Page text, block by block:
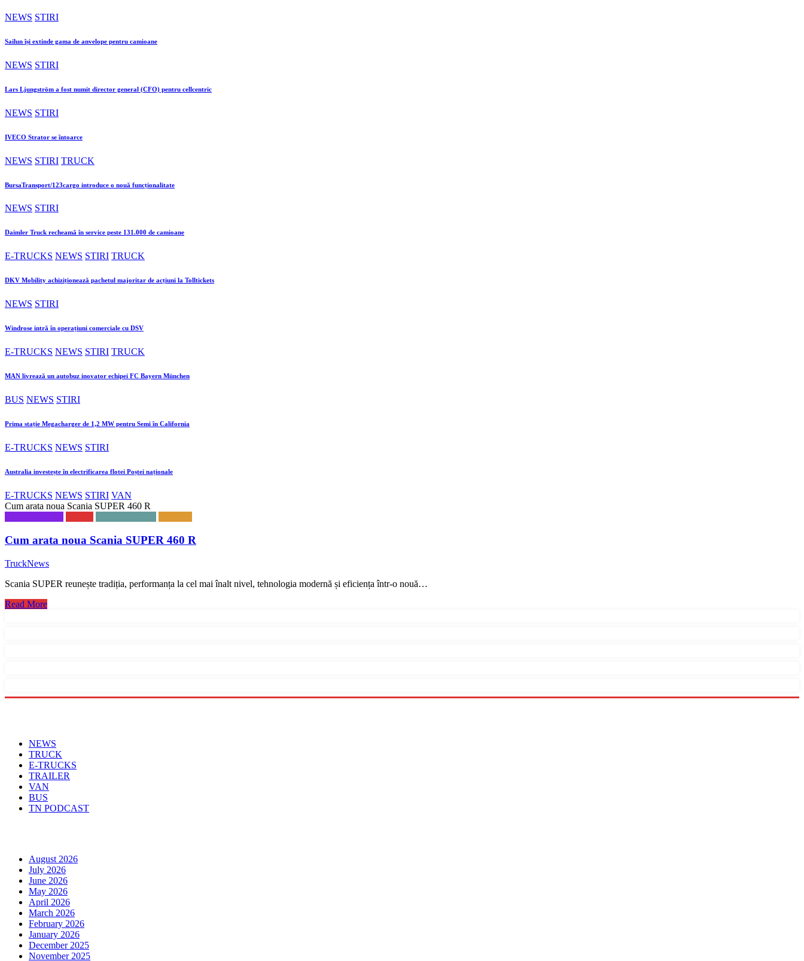
NEWS STIRI
Sailun își extinde gama de anvelope pentru camioane
NEWS STIRI
Lars Ljungström a fost numit director general (CFO) pentru cellcentric
NEWS STIRI
IVECO Strator se întoarce
NEWS STIRI TRUCK
BursaTransport/123cargo introduce o nouă funcționalitate
NEWS STIRI
Daimler Truck recheamă în service peste 131.000 de camioane
E-TRUCKS NEWS STIRI TRUCK
DKV Mobility achiziționează pachetul majoritar de acțiuni la Tolltickets
NEWS STIRI
Windrose intră în operațiuni comerciale cu DSV
E-TRUCKS NEWS STIRI TRUCK
MAN livrează un autobuz inovator echipei FC Bayern München
BUS NEWS STIRI
Prima stație Megacharger de 1,2 MW pentru Semi în California
E-TRUCKS NEWS STIRI
Australia investește în electrificarea flotei Poștei naționale
E-TRUCKS NEWS STIRI VAN
Cum arata noua Scania SUPER 460 R
Cum arata noua Scania SUPER 460 R
TruckNews
Scania SUPER reunește tradiția, performanța la cel mai înalt nivel, tehnologia modernă și eficiența într-o nouă…
Read More
NEWS
TRUCK
E-TRUCKS
TRAILER
VAN
BUS
TN PODCAST
August 2026
July 2026
June 2026
May 2026
April 2026
March 2026
February 2026
January 2026
December 2025
November 2025